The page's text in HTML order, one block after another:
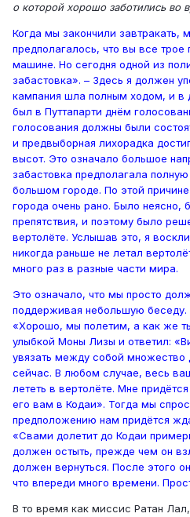
о которой хорошо заботились во
Когда мы закончили завтракать,
предполагалось, что вы все
машине. Но сегодня одной из
забастовка». – Здесь я должен
кампания шла полным ходом, и в
был в Путтапарти днём
голосования должны были
и предвыборная лихорадка
высот. Это означало большое
забастовка предполагала
большом городе. По этой причине
города очень рано. Было неясно,
препятствия, и поэтому было
вертолёте. Услышав это, я
никогда раньше не летал
много раз в разные части мира.
Это означало, что мы просто
поддерживая небольшую
«Хорошо, мы полетим, а как же
улыбкой Моны Лизы и ответил:
увязать между собой множество
сейчас. В любом случае, весь
лететь в вертолёте. Мне
его вам в Кодаи». Тогда мы
предположению нам придётся
«Свами долетит до Кодаи
должен остыть, прежде чем он
должен вернуться. После этого
что впереди много времени.
В то время как миссис Ратан